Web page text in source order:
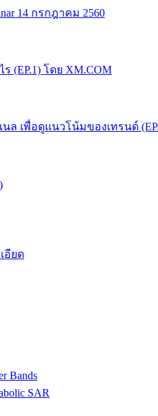
14 กรกฎาคม 2560
(EP.1) โดย XM.COM
เพื่อดูแนวโน้มของเทรนด์
อียด
Bands
SAR